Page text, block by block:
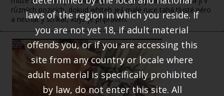
různých pozicích, dokud whiteh její malé ruce tahá tlusté péro
a nechat ji stříkat, když je připraven.
laws of the region in which you reside. If
you are not yet 18, if adult material
offends you, or if you are accessing this
site from any country or locale where
adult material is specifically prohibited
by law, do not enter this site. All